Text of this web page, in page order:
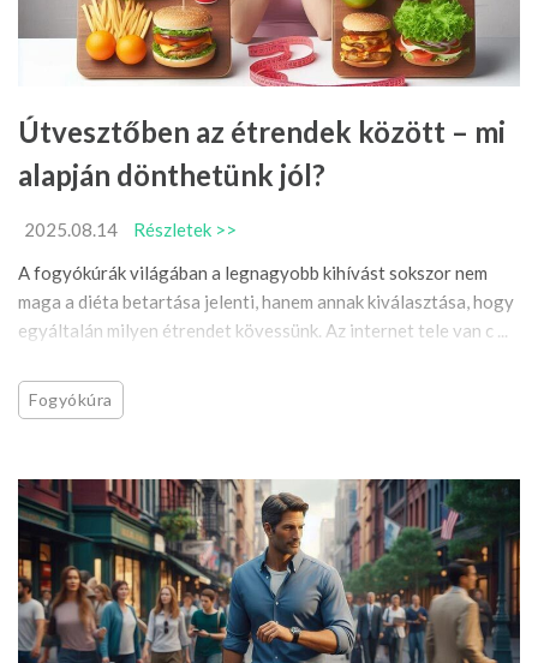
Útvesztőben az étrendek között – mi
alapján dönthetünk jól?
2025.08.14
Részletek >>
A fogyókúrák világában a legnagyobb kihívást sokszor nem
maga a diéta betartása jelenti, hanem annak kiválasztása, hogy
egyáltalán milyen étrendet kövessünk. Az internet tele van c ...
Fogyókúra